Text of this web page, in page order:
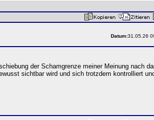
Datum:31.05.26
der Schamgrenze meiner Meinung nach
sichtbar wird und sich trotzdem kontrolliert